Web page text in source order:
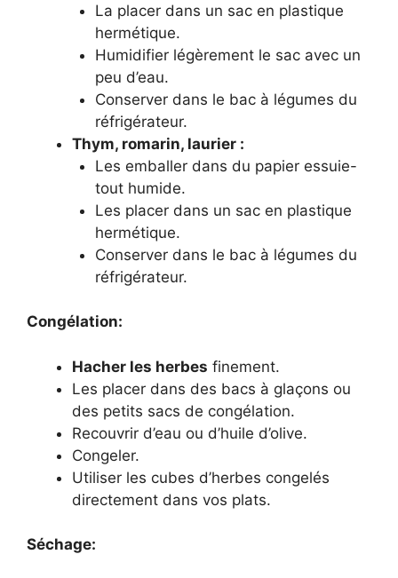
La placer dans un sac en plastique
hermétique.
Humidifier légèrement le sac avec un
peu d’eau.
Conserver dans le bac à légumes du
réfrigérateur.
Thym, romarin, laurier :
Les emballer dans du papier essuie-
tout humide.
Les placer dans un sac en plastique
hermétique.
Conserver dans le bac à légumes du
réfrigérateur.
Congélation:
Hacher les herbes finement.
Les placer dans des bacs à glaçons ou
des petits sacs de congélation.
Recouvrir d’eau ou d’huile d’olive.
Congeler.
Utiliser les cubes d’herbes congelés
directement dans vos plats.
Séchage: